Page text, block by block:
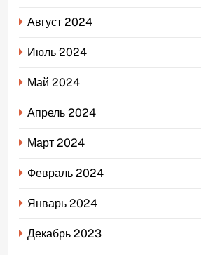
Август 2024
Июль 2024
Май 2024
Апрель 2024
Март 2024
Февраль 2024
Январь 2024
Декабрь 2023